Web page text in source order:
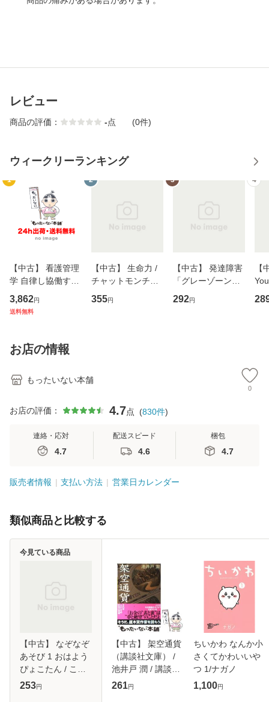
レビュー
商品の評価： -点 (0件)
ウィークリーランキング
1
【中古】 看護管理
学 自律し協働する
専門職の看護マネ
ジメントスキル 改
恵 藤本幸三 / 南江
堂 [単行
3,862円
送料無料
2
【中古】 生命力 /
チャットモンチー /
キューンレコード
[CD]【メール便送
355円
3
【中古】 発達障害
「グレーゾーン」
その正しい理解と
克服法 (SB新書 57
292円
4
【
のが
お店の情報
もったいない本舗
0
お店の評価： 4.7点 (830件)
連絡・応対
4.7
配送スピード
4.6
梱包
4.7
販売者情報 支払い方法 営業日カレンダー
類似商品と比較する
【中古】 なぞなぞ
あそび 1 おはよう
ぴょこたん / この
みひかる / あかね
253円
今見ている商品
【中古】 架空通貨
（講談社文庫） /
池井戸 潤 / 講談社
[文庫]【メール便送
261円
ちいかわ なんか小
さくてかわいいや
つ 1/ナガノ
1,100円